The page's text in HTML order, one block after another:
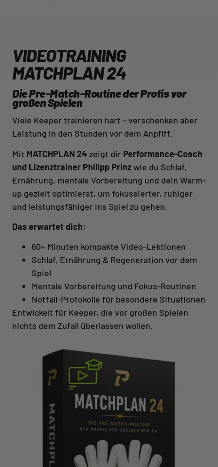
VIDEOTRAINING
MATCHPLAN 24
Die Pre-Match-Routine der Profis vor
großen Spielen
Viele Keeper trainieren hart – verschenken aber
Leistung in den Stunden vor dem Anpfiff.
Mit MATCHPLAN 24 zeigt dir Performance-Coach
und Lizenztrainer Philipp Prinzwie du Schlaf,
Ernährung, mentale Vorbereitung und dein Warm-
up gezielt optimierst, um fokussierter, ruhiger
und leistungsfähiger ins Spiel zu gehen.
Das erwartet dich:
60+ Minuten kompakte Video-Lektionen
Schlaf, Ernährung & Regeneration vor dem
Spiel
Mentale Vorbereitung und Fokus-Routinen
Notfall-Protokolle für besondere Situationen
Entwickelt für Keeper, die vor großen Spielen
nichts dem Zufall überlassen wollen.